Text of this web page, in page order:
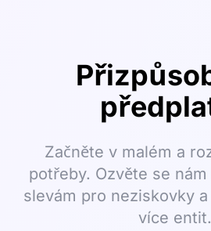
Začněte v malém a
potřeby. Ozvěte se
slevám pro neziskovky
více entit.